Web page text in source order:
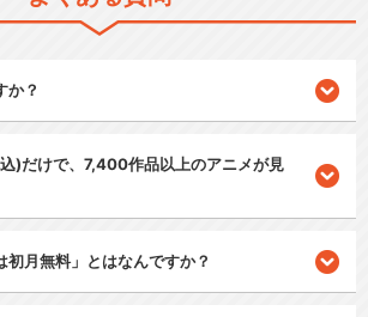
か？
)だけで、7,400作品以上のアニメが見
初月無料」とはなんですか？